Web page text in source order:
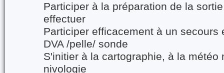
Participer à la préparation de la
effectuer
Participer efficacement à un secours
DVA /pelle/ sonde
S'initier à la cartographie, à la météo
nivologie